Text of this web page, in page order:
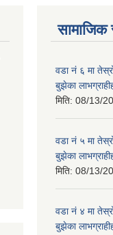
सामाजिक
वडा नं ६ मा
बुझेका
मिति: 08/13/
वडा नं ५ मा
बुझेका
मिति: 08/13/
वडा नं ४ मा
बुझेका